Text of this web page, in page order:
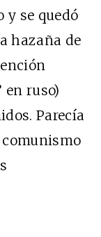
se quedó
hazaña de
en ruso)
Parecía